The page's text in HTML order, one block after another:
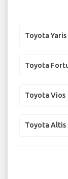
Toyota Yaris
Toyota
Toyota Vios
Toyota Altis